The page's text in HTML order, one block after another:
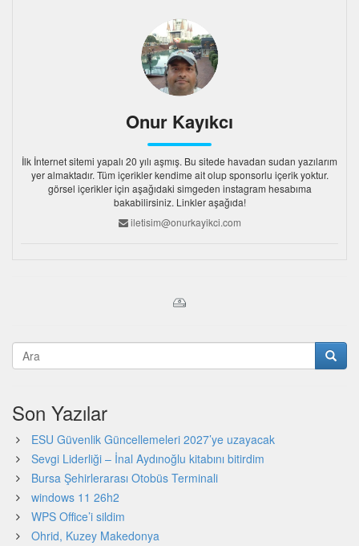
Onur Kayıkcı
İlk İnternet sitemi yapalı 20 yılı aşmış. Bu sitede havadan sudan yazılarım
yer almaktadır. Tüm içerikler kendime ait olup sponsorlu içerik yoktur.
görsel içerikler için aşağıdaki simgeden instagram hesabıma
bakabilirsiniz. Linkler aşağıda!
iletisim@onurkayikci.com
Son Yazılar
ESU Güvenlik Güncellemeleri 2027’ye uzayacak
Sevgi Liderliği – İnal Aydınoğlu kitabını bitirdim
Bursa Şehirlerarası Otobüs Terminali
windows 11 26h2
WPS Office’i sildim
Ohrid, Kuzey Makedonya